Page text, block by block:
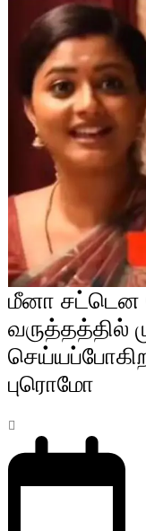
மீனா
வருத்தத்தில்
புரொமோ